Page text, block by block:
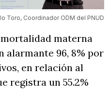
Toro, Coordinador ODM del PNUD
materna
alarmante 96, 8% por
en relación al
registra un 55.2%